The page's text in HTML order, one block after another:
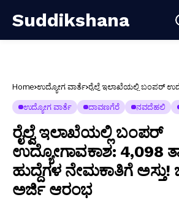
Suddikshana
Home ಉದ್ಯೋಗ ವಾರ್ತೆ ರೈಲ್ವೆ ಇಲಾಖೆಯಲ್ಲಿ ಬಂಪರ್
ಆರಂಭ
ಉದ್ಯೋಗ ವಾರ್ತೆ ದಾವಣಗೆರೆ ನವದೆಹಲಿ
ರೈಲ್ವೆ ಇಲಾಖೆಯಲ್ಲಿ ಬಂಪರ್
ಉದ್ಯೋಗಾವಕಾಶ: 4,098
ಹುದ್ದೆಗಳ ನೇಮಕಾತಿಗೆ ಅಸ್ತು!
ಅರ್ಜಿ ಆರಂಭ